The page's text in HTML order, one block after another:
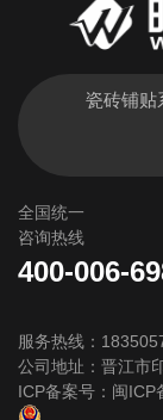
瓷砖铺贴
全国统一
咨询热线
400-006-
服务热线：
公司地址：晋江
ICP备案号： 闽ICP